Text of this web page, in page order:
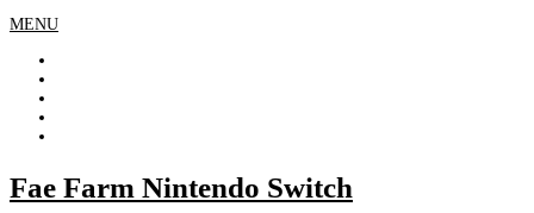
MENU
Fae Farm Nintendo Switch